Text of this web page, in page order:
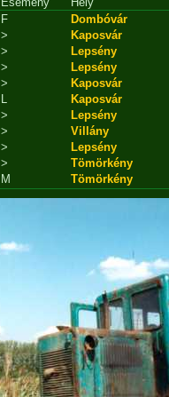
F
Dombóvár
>
Kaposvár
>
Lepsény
>
Lepsény
>
Kaposvár
L
Kaposvár
>
Lepsény
>
Villány
>
Lepsény
>
Tömörkény
M Tömörkény